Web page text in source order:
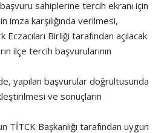
sahiplerine tercih ekranı için
imza karşılığında verilmesi,
Birliği tarafından açılacak
ilçe tercih başvurularının
yapılan başvurular doğrultusunda
ve sonuçların
TİTCK Başkanlığı tarafından uygun